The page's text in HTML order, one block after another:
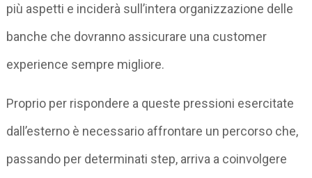
più aspetti e inciderà sull’intera organizzazione delle
banche che dovranno assicurare una customer
experience sempre migliore.
Proprio per rispondere a queste pressioni esercitate
dall’esterno è necessario affrontare un percorso che,
passando per determinati step, arriva a coinvolgere